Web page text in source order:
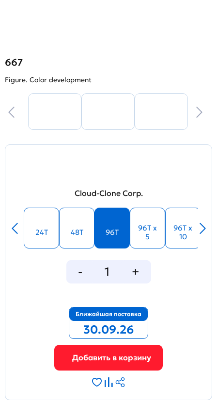
667
Figure. Color development
Cloud-Clone Corp.
24T 48T 96T
96T x
5
96T x
10
Ближайшая поставка
30.09.26